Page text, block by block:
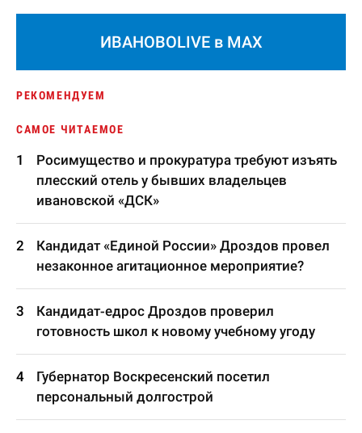
ИВАНОВОLIVE в MAX
РЕКОМЕНДУЕМ
САМОЕ ЧИТАЕМОЕ
Росимущество и прокуратура требуют изъять
плесский отель у бывших владельцев
ивановской «ДСК»
Кандидат «Единой России» Дроздов провел
незаконное агитационное мероприятие?
Кандидат-едрос Дроздов проверил
готовность школ к новому учебному угоду
Губернатор Воскресенский посетил
персональный долгострой